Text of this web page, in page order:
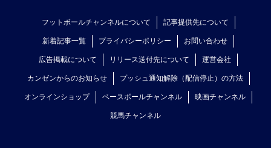
フットボールチャンネルについて 記事提供先について
新着記事一覧 プライバシーポリシー お問い合わせ
広告掲載について リリース送付先について 運営会社
カンゼンからのお知らせ プッシュ通知解除（配信停止）の方法
オンラインショップ ベースボールチャンネル 映画チャンネル
競馬チャンネル